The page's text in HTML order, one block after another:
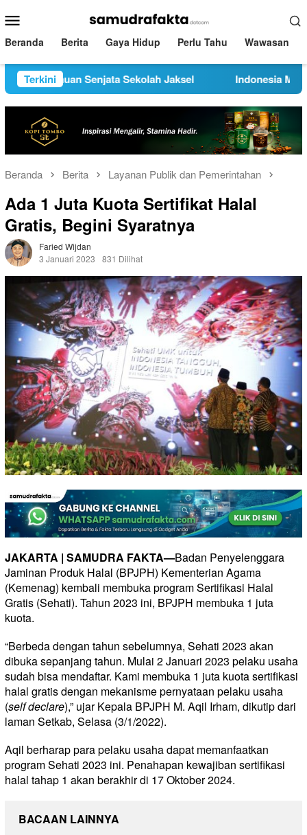
ke
kontenMobile
Beranda Berita Gaya Hidup Perlu Tahu Wawasan
TerkiniSenjata Sekolah Jaksel Indonesia Menyiapkan
Beranda Berita Layanan Publik dan Pemerintahan
Ada 1 Juta Kuota Sertifikat Halal
Gratis, Begini Syaratnya
Faried Wijdan
3 Januari 2023
831 Dilihat
JAKARTA | SAMUDRA FAKTA—Badan Penyelenggara
Jaminan Produk Halal (BPJPH) Kementerian Agama
(Kemenag) kembali membuka program Sertifikasi Halal
Gratis (Sehati). Tahun 2023 ini, BPJPH membuka 1 juta
kuota.
“Berbeda dengan tahun sebelumnya, Sehati 2023 akan
dibuka sepanjang tahun. Mulai 2 Januari 2023 pelaku usaha
sudah bisa mendaftar. Kami membuka 1 juta kuota sertifikasi
halal gratis dengan mekanisme pernyataan pelaku usaha
(self declare),” ujar Kepala BPJPH M. Aqil Irham, dikutip dari
laman Setkab, Selasa (3/1/2022).
Aqil berharap para pelaku usaha dapat memanfaatkan
program Sehati 2023 ini. Penahapan kewajiban sertifikasi
halal tahap 1 akan berakhir di 17 Oktober 2024.
BACAAN LAINNYA